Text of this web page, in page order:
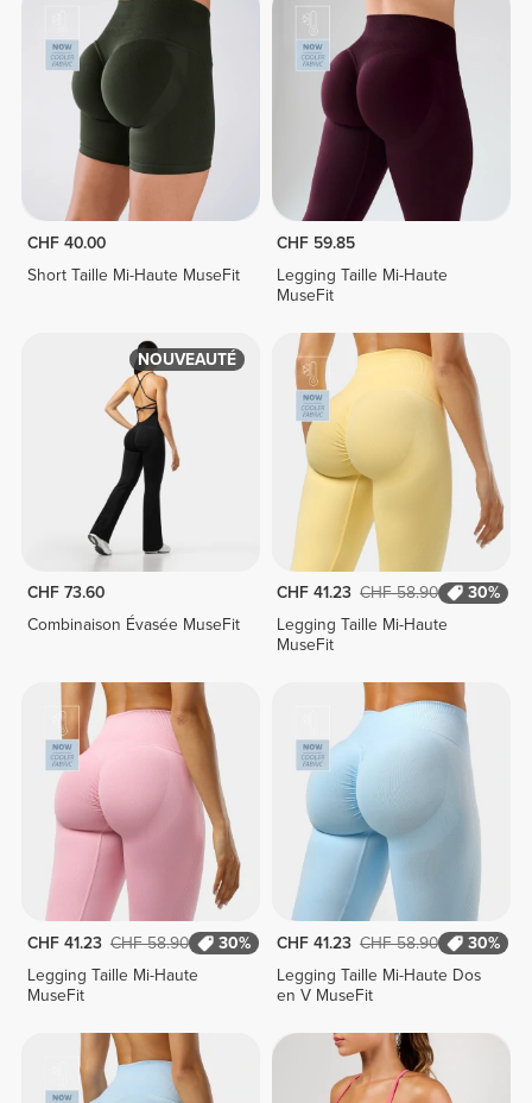
CHF 40.00
Short Taille Mi-Haute MuseFit
CHF 59.85
Legging Taille Mi-Haute
MuseFit
NOUVEAUTÉ
CHF 73.60
Combinaison Évasée MuseFit
CHF 41.23 CHF 58.90
30%
Legging Taille Mi-Haute
MuseFit
CHF 41.23 CHF 58.90
30%
Legging Taille Mi-Haute
MuseFit
CHF 41.23 CHF 58.90
30%
Legging Taille Mi-Haute Dos
en V MuseFit